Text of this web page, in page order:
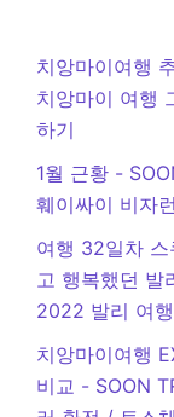
치앙마이여행
치앙마이 여행
하기
1월 근황 -
훼이싸이 비자
여행 32일차
고 행복했던 발
2022 발리 여
치앙마이여행
비교 - SOON